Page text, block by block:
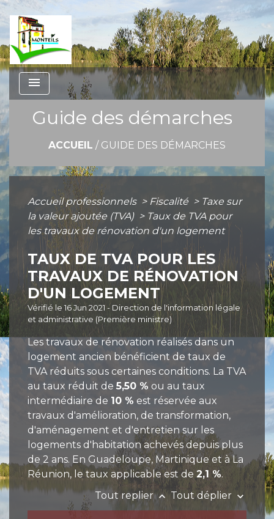
menu
Guide des démarches
ACCUEIL / GUIDE DES DÉMARCHES
Accueil professionnels > Fiscalité > Taxe sur
la valeur ajoutée (TVA) > Taux de TVA pour
les travaux de rénovation d'un logement
TAUX DE TVA POUR LES
TRAVAUX DE RÉNOVATION
D'UN LOGEMENT
Vérifié le 16 Jun 2021 - Direction de l'information légale
et administrative (Première ministre)
Les travaux de rénovation réalisés dans un
logement ancien bénéficient de taux de
TVA réduits sous certaines conditions. La TVA
au taux réduit de 5,50 % ou au taux
intermédiaire de 10 % est réservée aux
travaux d'amélioration, de transformation,
d'aménagement et d'entretien sur les
logements d'habitation achevés depuis plus
de 2 ans. En Guadeloupe, Martinique et à La
Réunion, le taux applicable est de 2,1 %.
Tout replierkeyboard_arrow_up Tout déplier keyboard_arrow_down